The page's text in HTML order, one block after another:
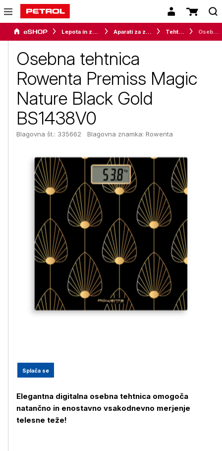
Lepota in zdravje Aparati za zdravje Tehtnice
Osebna tehtnica
Rowenta Premiss Magic
Nature Black Gold
BS1438V0
Blagovna št.: 335662 Blagovna znamka: Rowenta
Splača se
Elegantna digitalna osebna tehtnica omogoča
natančno in enostavno vsakodnevno merjenje
telesne teže!